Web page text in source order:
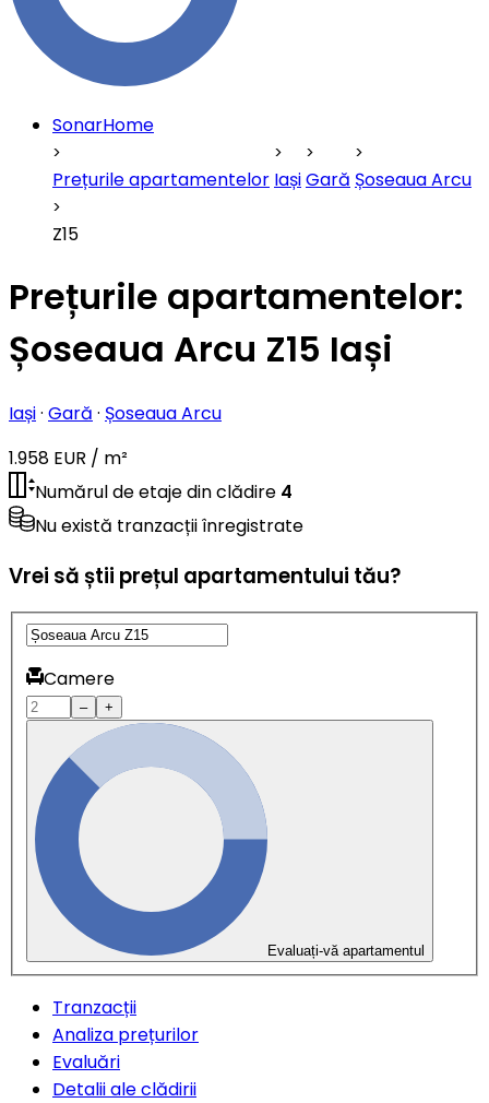
SonarHome
Prețurile apartamentelor IașiGară Șoseaua Arcu
Z15
Prețurile apartamentelor:
Șoseaua Arcu Z15 Iași
Iași· Gară · Șoseaua Arcu
1.958 EUR / m²
Numărul de etaje din clădire 4
Nu există tranzacții înregistrate
Vrei să știi prețul apartamentului tău?
Camere
– +
Evaluați-vă apartamentul
Tranzacții
Analiza prețurilor
Evaluări
Detalii ale clădirii